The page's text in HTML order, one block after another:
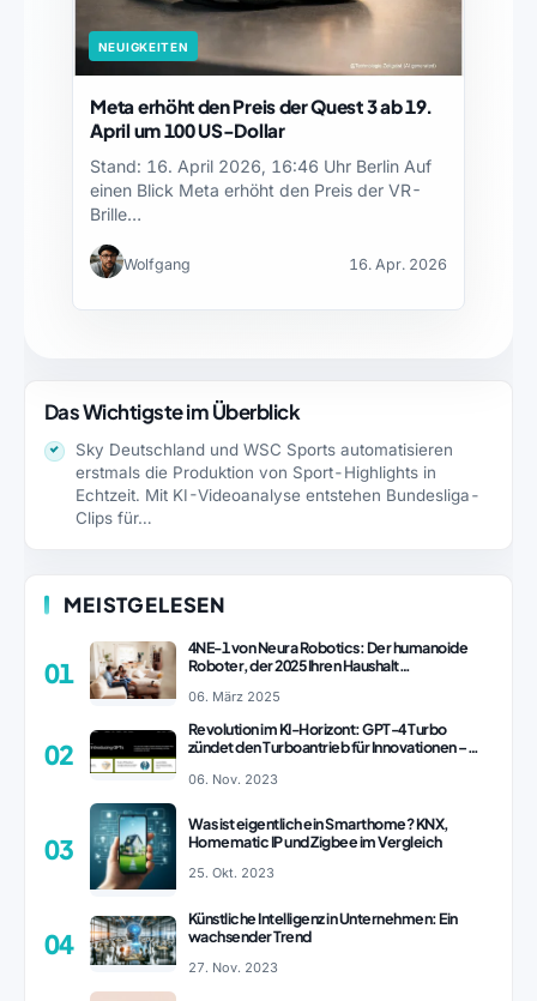
NEUIGKEITEN
Meta erhöht den Preis der Quest 3 ab 19.
April um 100 US-Dollar
Stand: 16. April 2026, 16:46 Uhr Berlin Auf
einen Blick Meta erhöht den Preis der VR-
Brille…
Wolfgang 16. Apr. 2026
Das Wichtigste im Überblick
Sky Deutschland und WSC Sports automatisieren
erstmals die Produktion von Sport-Highlights in
Echtzeit. Mit KI-Videoanalyse entstehen Bundesliga-
Clips für…
MEISTGELESEN
01
4NE-1 von Neura Robotics: Der humanoide
Roboter, der 2025 Ihren Haushalt
06. März 2025
02
Revolution im KI-Horizont: GPT-4 Turbo
zündet den Turboantrieb für Innovationen –
06. Nov. 2023
03
Was ist eigentlich ein Smarthome? KNX,
Homematic IP und Zigbee im Vergleich
25. Okt. 2023
04
Künstliche Intelligenz in Unternehmen: Ein
wachsender Trend
27. Nov. 2023